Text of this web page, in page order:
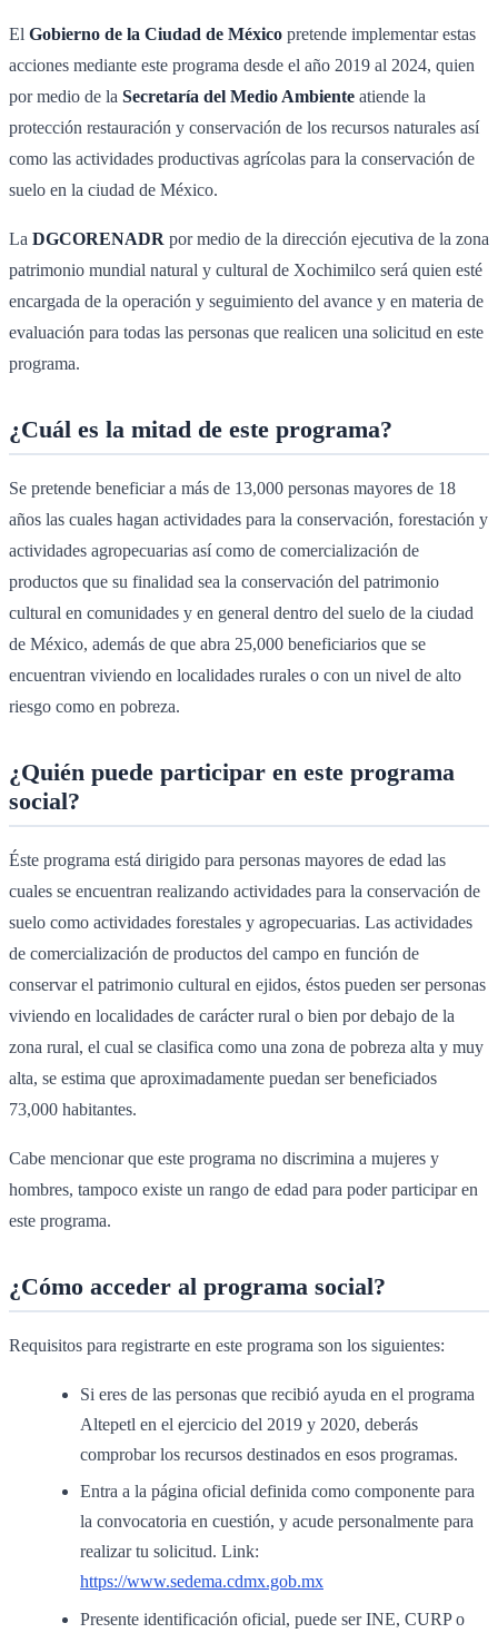
El Gobierno de la Ciudad de México pretende implementar estas
acciones mediante este programa desde el año 2019 al 2024, quien
por medio de la Secretaría del Medio Ambiente atiende la
protección restauración y conservación de los recursos naturales así
como las actividades productivas agrícolas para la conservación de
suelo en la ciudad de México.
La DGCORENADR por medio de la dirección ejecutiva de la zona
patrimonio mundial natural y cultural de Xochimilco será quien esté
encargada de la operación y seguimiento del avance y en materia de
evaluación para todas las personas que realicen una solicitud en este
programa.
¿Cuál es la mitad de este programa?
Se pretende beneficiar a más de 13,000 personas mayores de 18
años las cuales hagan actividades para la conservación, forestación y
actividades agropecuarias así como de comercialización de
productos que su finalidad sea la conservación del patrimonio
cultural en comunidades y en general dentro del suelo de la ciudad
de México, además de que abra 25,000 beneficiarios que se
encuentran viviendo en localidades rurales o con un nivel de alto
riesgo como en pobreza.
¿Quién puede participar en este programa
social?
Éste programa está dirigido para personas mayores de edad las
cuales se encuentran realizando actividades para la conservación de
suelo como actividades forestales y agropecuarias. Las actividades
de comercialización de productos del campo en función de
conservar el patrimonio cultural en ejidos, éstos pueden ser personas
viviendo en localidades de carácter rural o bien por debajo de la
zona rural, el cual se clasifica como una zona de pobreza alta y muy
alta, se estima que aproximadamente puedan ser beneficiados
73,000 habitantes.
Cabe mencionar que este programa no discrimina a mujeres y
hombres, tampoco existe un rango de edad para poder participar en
este programa.
¿Cómo acceder al programa social?
Requisitos para registrarte en este programa son los siguientes:
Si eres de las personas que recibió ayuda en el programa
Altepetl en el ejercicio del 2019 y 2020, deberás
comprobar los recursos destinados en esos programas.
Entra a la página oficial definida como componente para
la convocatoria en cuestión, y acude personalmente para
realizar tu solicitud. Link:
https://www.sedema.cdmx.gob.mx
Presente identificación oficial, puede ser INE, CURP o